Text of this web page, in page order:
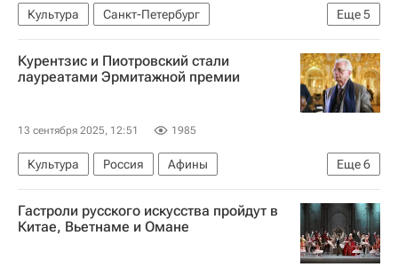
Еще5
Культура
Санкт-Петербург
Александр Беглов
Владимир Высоцкий (автор песен)
Курентзис и Пиотровский стали
лауреатами Эрмитажной премии
13 сентября 2025, 12:51 1985
Еще6
Культура Россия
Афины
Михаил Пиотровский
Татьяна Голикова
Теодор Курентзис
Государственный Эрмитаж
Гастроли русского искусства пройдут в
Китае, Вьетнаме и Омане